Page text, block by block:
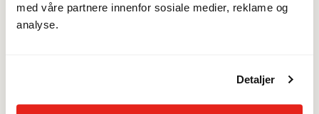
med våre partnere innenfor sosiale medier, reklame og
analyse.
Detaljer
MED ELLER UTEN BINDING